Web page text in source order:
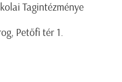
Tagintézménye
Petőfi tér 1.